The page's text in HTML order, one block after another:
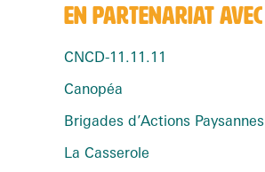
EN PARTENARIAT AVEC
CNCD-11.11.11
Canopéa
Brigades d’Actions Paysannes
La Casserole